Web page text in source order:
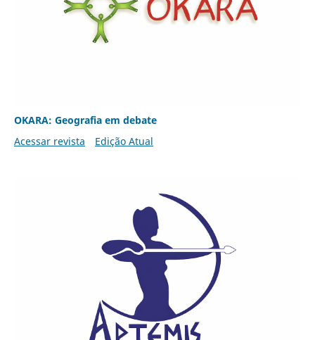
OKARA: Geografia em debate
Acessar revista
Edição Atual